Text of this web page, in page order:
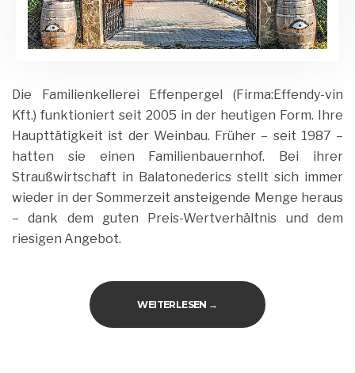
Die Familienkellerei Effenpergel (Firma:Effendy-vin
Kft.) funktioniert seit 2005 in der heutigen Form. Ihre
Haupttätigkeit ist der Weinbau. Früher – seit 1987 –
hatten sie einen Familienbauernhof. Bei ihrer
Straußwirtschaft in Balatonederics stellt sich immer
wieder in der Sommerzeit ansteigende Menge heraus
– dank dem guten Preis-Wertverhältnis und dem
riesigen Angebot.
WEITERLESEN „FAMILIENKELLEREI
→